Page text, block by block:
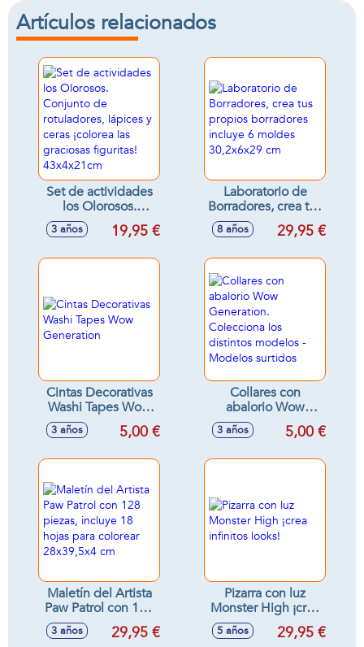
Artículos relacionados
Set de actividades
los Olorosos.
Conjunto de
rotuladores, lápices
graciosas figuritas!
3 años 19,95 €
Laboratorio de
Borradores, crea tus
propios borradores
incluye 6 moldes
8 años 29,95 €
Cintas Decorativas
Washi Tapes Wow
Generation
3 años 5,00 €
Collares con
abalorio Wow
Generation.
Colecciona los
3 años 5,00 €
Maletín del Artista
Paw Patrol con 128
piezas, incluye 18
hojas para colorear
3 años 29,95 €
Pizarra con luz
Monster High ¡crea
infinitos looks!
5 años 29,95 €